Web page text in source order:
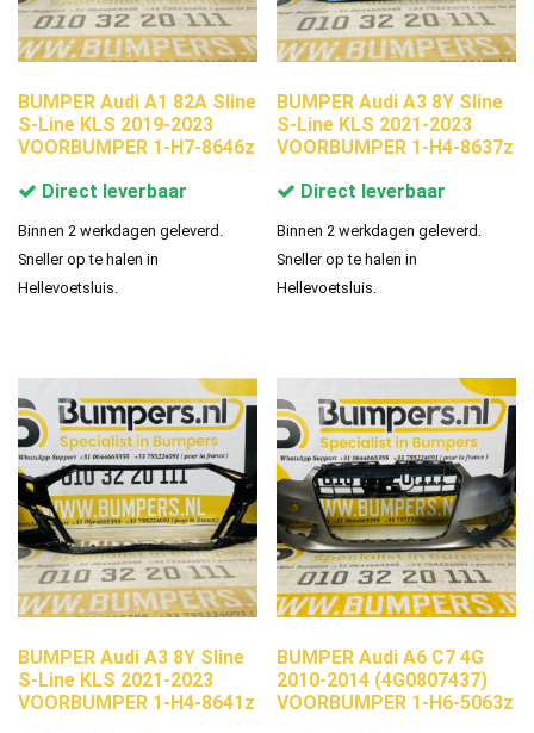
BUMPER Audi A1 82A Sline
S-Line KLS 2019-2023
VOORBUMPER 1-H7-8646z
Direct leverbaar
Binnen 2 werkdagen geleverd.
Sneller op te halen in
Hellevoetsluis.
BUMPER Audi A3 8Y Sline
S-Line KLS 2021-2023
VOORBUMPER 1-H4-8637z
Direct leverbaar
Binnen 2 werkdagen geleverd.
Sneller op te halen in
Hellevoetsluis.
BUMPER Audi A3 8Y Sline
S-Line KLS 2021-2023
VOORBUMPER 1-H4-8641z
BUMPER Audi A6 C7 4G
2010-2014 (4G0807437)
VOORBUMPER 1-H6-5063z